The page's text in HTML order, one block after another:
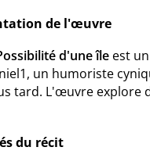
de l'œuvre
d'une île est
un humoriste
tard. L'œuvre explore
du récit